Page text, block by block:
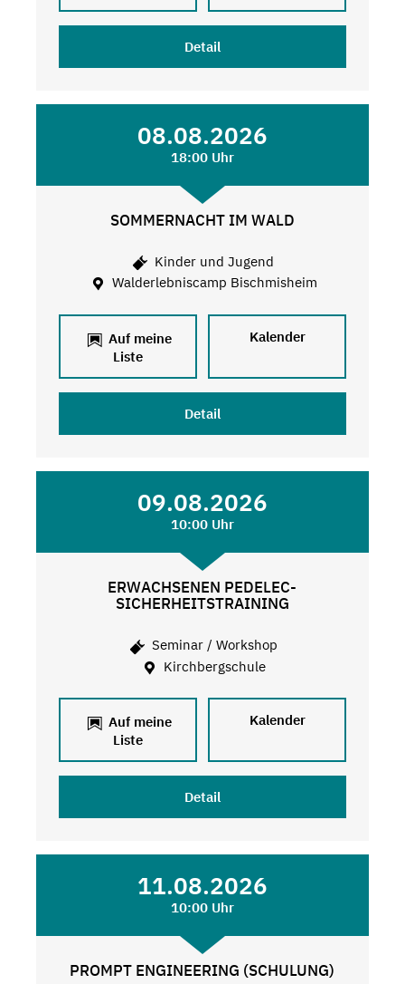
Detail
08.08.2026
18:00 Uhr
SOMMERNACHT IM WALD
Kinder und Jugend
Walderlebniscamp Bischmisheim
Auf meine
Liste
Kalender
Detail
09.08.2026
10:00 Uhr
ERWACHSENEN PEDELEC-
SICHERHEITSTRAINING
Seminar / Workshop
Kirchbergschule
Auf meine
Liste
Kalender
Detail
11.08.2026
10:00 Uhr
PROMPT ENGINEERING (SCHULUNG)